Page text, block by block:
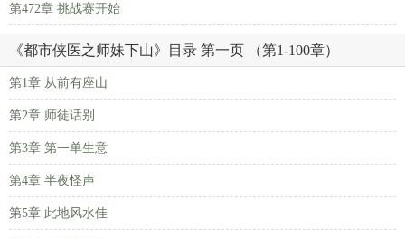
第472章 挑战赛开始
《都市侠医之师妹下山》目录 第一页 （第1-100章）
第1章 从前有座山
第2章 师徒话别
第3章 第一单生意
第4章 半夜怪声
第5章 此地风水佳